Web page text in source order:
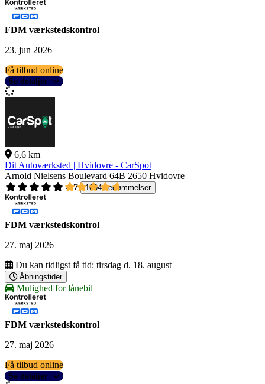
FDM værkstedskontrol
23. jun 2026
Få tilbud online
Se detaljer
6,6 km
Dit Autoværksted | Hvidovre - CarSpot
Arnold Nielsens Boulevard 64B 2650 Hvidovre
4,7
1004 bedømmelser
FDM værkstedskontrol
27. maj 2026
Du kan tidligst få tid: tirsdag d. 18. august
Åbningstider
Mulighed for lånebil
FDM værkstedskontrol
27. maj 2026
Få tilbud online
Se detaljer